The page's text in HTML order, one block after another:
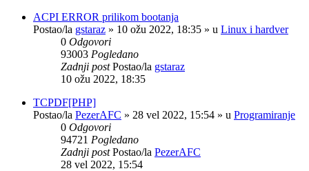
ACPI ERROR prilikom bootanja
Postao/la gstaraz » 10 ožu 2022, 18:35 » u Linux i hardver
0 Odgovori
93003 Pogledano
Zadnji postPostao/la gstaraz
10 ožu 2022, 18:35
TCPDF[PHP]
Postao/la PezerAFC » 28 vel 2022, 15:54 » u Programiranje
0 Odgovori
94721 Pogledano
Zadnji postPostao/la PezerAFC
28 vel 2022, 15:54